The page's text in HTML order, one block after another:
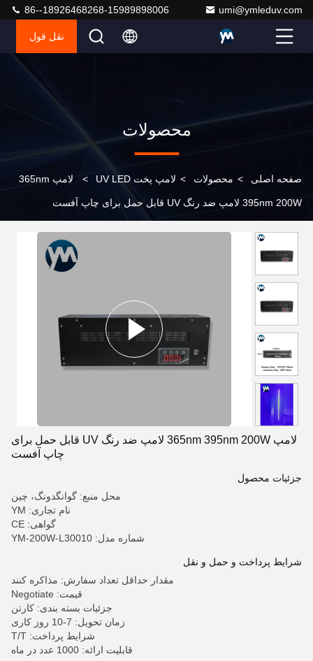
umi@ymleduv.com
86--18926468268-15989898006
نقل قول
محصولات
صفحه اصلی > محصولات > لامپ پخت UV LED > لامپ 365nm
395nm 200W لامپ ضد رنگ UV قابل حمل برای چاپ آفست
لامپ 365nm 395nm 200W لامپ ضد رنگ UV قابل حمل برای
چاپ آفست
جزئیات محصول
محل منبع: گوانگدونگ، چین
نام تجاری: YM
گواهی: CE
شماره مدل: YM-200W-L30010
شرایط پرداخت و حمل و نقل
مقدار حداقل تعداد سفارش: مذاکره کنند
قیمت: Negotiate
جزئیات بسته بندی: کارتن
زمان تحویل: 7-10 روز کاری
شرایط پرداخت: T/T
قابلیت ارائه: 1000 عدد در ماه